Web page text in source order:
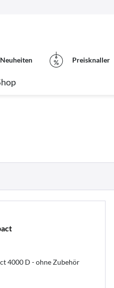
Neuheiten Preisknaller
4000 D - ohne Zubehör